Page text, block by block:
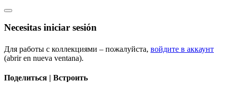
Necesitas iniciar sesión
Для работы с коллекциями – пожалуйста, войдите в аккаунт
(abrir en nueva ventana).
Поделиться | Встроить